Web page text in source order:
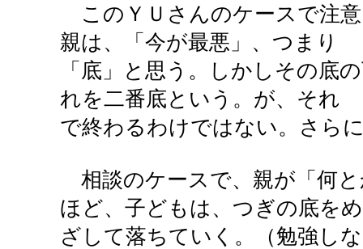
このＹＵさんのケースで注
親は、「今が最悪」、つまり
「底」と思う。しかしその底
れを二番底という。が、それ
で終わるわけではない。さら
相談のケースで、親が「何
ほど、子どもは、つぎの底をめ
ざして落ちていく。（勉強し